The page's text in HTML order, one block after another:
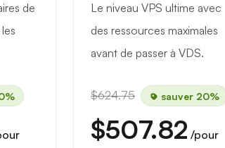
de
Le niveau VPS ultime avec
des ressources maximales
avant de passer à VDS.
$624.75 sauver 20%
$507.82 /pour